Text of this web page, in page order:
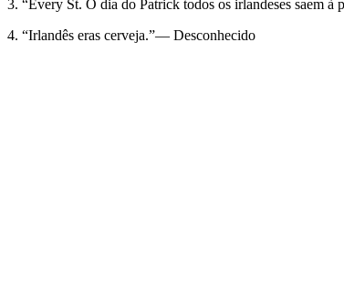
3. “Every St. O dia do Patrick todos os irlandeses saem
4. “Irlandês eras cerveja.”— Desconhecido